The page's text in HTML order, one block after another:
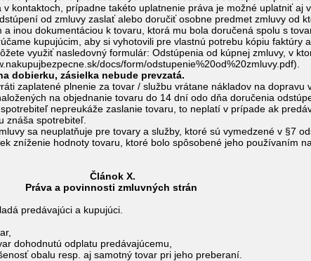
kontaktoch, prípadne takéto uplatnenie práva je možné uplatniť aj
od zmluvy zaslať alebo doručiť osobne predmet zmluvy od
a inou dokumentáciou k tovaru, ktorá mu bola doručená spolu s
kupujúcim, aby si vyhotovili pre vlastnú potrebu kópiu faktúry
využiť nasledovný formulár: Odstúpenia od kúpnej zmluvy, v
docs/form/odstupenie%20od%20zmluvy.pdf).
dobierku, zásielka nebude prevzatá.
zaplatené plnenie za tovar / službu vrátane nákladov na
na objednanie tovaru do 14 dní odo dňa doručenia
nepreukáže zaslanie tovaru, to neplatí v prípade ak
znáša spotrebiteľ.
sa neuplatňuje pre tovary a služby, ktoré sú vymedzené v §7
zníženie hodnoty tovaru, ktoré bolo spôsobené jeho používaním
X.
zmluvných strán
predávajúci a kupujúci.
dohodnutú odplatu predávajúcemu,
obalu resp. aj samotný tovar pri jeho preberaní.